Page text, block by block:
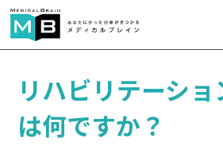
トピックス
症状検索
リハビリテーシ
は何ですか？